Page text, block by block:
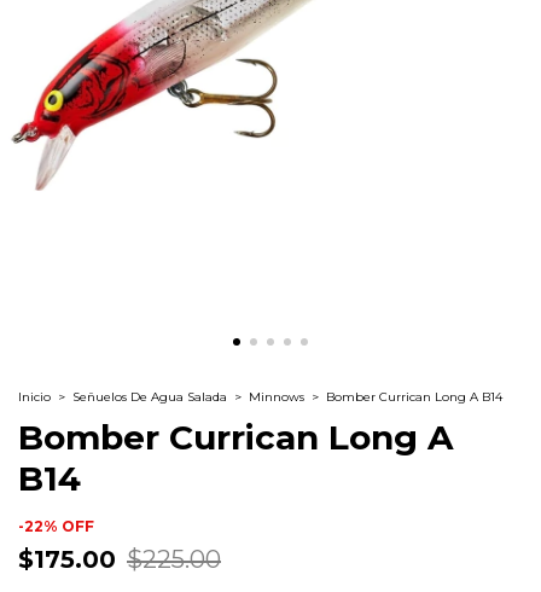
Inicio > Señuelos De Agua Salada > Minnows > Bomber Currican Long A B14
Bomber Currican Long A
B14
-22% OFF
$175.00 $225.00